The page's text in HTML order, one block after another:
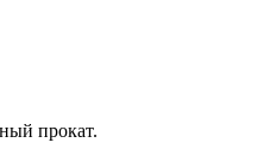
прокат.